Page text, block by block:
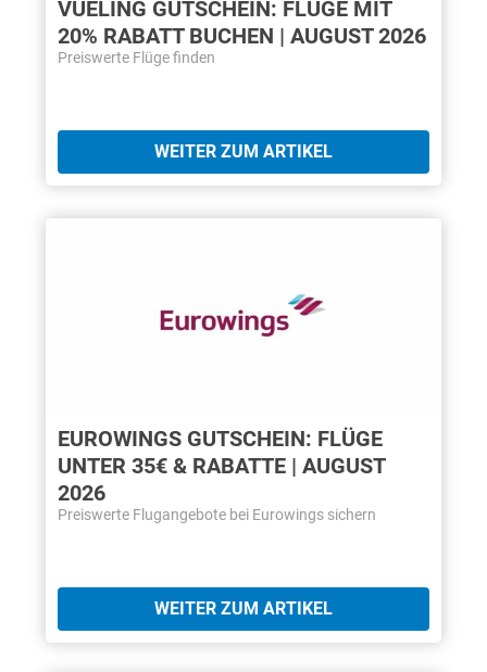
VUELING GUTSCHEIN: FLÜGE MIT
20% RABATT BUCHEN | AUGUST 2026
Preiswerte Flüge finden
WEITER ZUM ARTIKEL
EUROWINGS GUTSCHEIN: FLÜGE
UNTER 35€ & RABATTE | AUGUST
2026
Preiswerte Flugangebote bei Eurowings sichern
WEITER ZUM ARTIKEL